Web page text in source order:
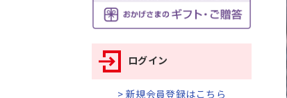
ログイン
> 新規会員登録はこちら